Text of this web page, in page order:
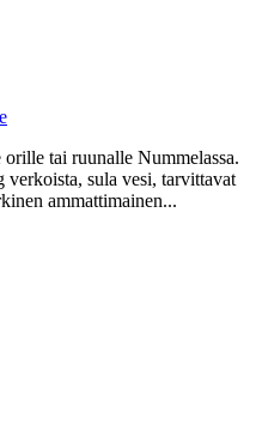
tai ruunalle Nummelassa.
verkoista, sula vesi, tarvittavat
ammattimainen...